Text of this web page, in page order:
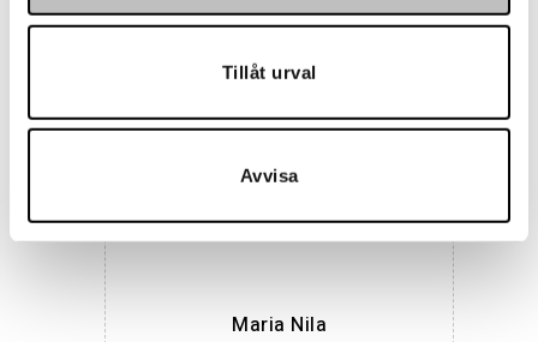
Tillåt urval
Avvisa
Hemmakväll
Maria Nila